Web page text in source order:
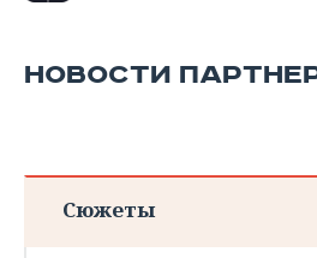
НОВОСТИ
Сюжеты